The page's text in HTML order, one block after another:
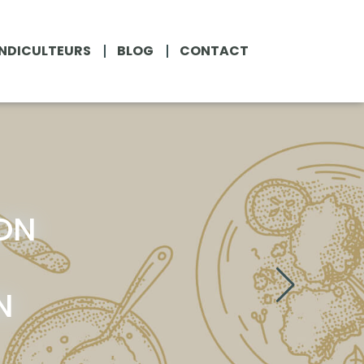
BLOG CONTACT